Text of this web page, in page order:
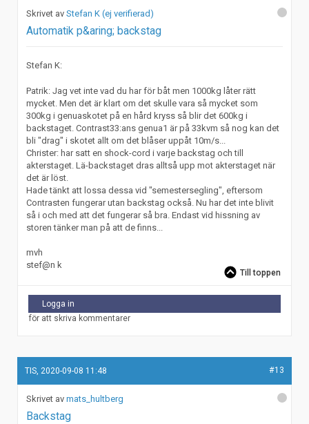
Stefan K (ej verifierad)
Automatik p&aring; backstag
Stefan K:
Patrik: Jag vet inte vad du har för båt men 1000kg låter rätt
mycket. Men det är klart om det skulle vara så mycket som
300kg i genuaskotet på en hård kryss så blir det 600kg i
backstaget. Contrast33:ans genua1 är på 33kvm så nog kan det
bli "drag" i skotet allt om det blåser uppåt 10m/s...
Christer: har satt en shock-cord i varje backstag och till
akterstaget. Lä-backstaget dras alltså upp mot akterstaget när
det är löst.
Hade tänkt att lossa dessa vid "semestersegling", eftersom
Contrasten fungerar utan backstag också. Nu har det inte blivit
så i och med att det fungerar så bra. Endast vid hissning av
storen tänker man på att de finns...
mvh
stef@n k
Till toppen
Logga in
för att skriva kommentarer
TIS, 2020-09-08 11:48 #13
mats_hultberg
Backstag